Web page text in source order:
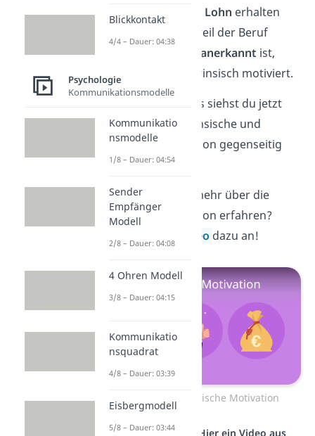
den monatlichen Lohn erhalten
möchtest oder weil der Beruf
gesellschaftlich anerkannt ist,
dann bist du extrinsisch motiviert.
Anhand des Beispiels siehst du jetzt
auch, dass sich intrinsische und
extrinsische Motivation gegenseitig
nicht ausschließen.
Du möchtest noch mehr über die
extrinsische Motivation erfahren?
Video dazu an!
Zum Video: Extrinsische Motivation
Studyflix vernetzt: Hier ein Video aus
Blickkontakt
4/4 – Dauer: 04:38
Psychologie
Kommunikationsmodelle
Kommunikatio
nsmodelle
1/8 – Dauer: 04:54
Sender
Empfänger
Modell
2/8 – Dauer: 04:08
4 Ohren Modell
3/8 – Dauer: 04:15
Kommunikatio
nsquadrat
4/8 – Dauer: 03:39
Eisbergmodell
5/8 – Dauer: 03:44